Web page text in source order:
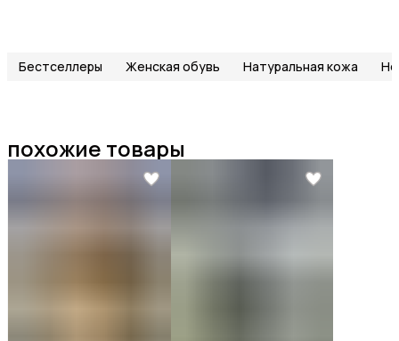
Бестселлеры Женская обувь Натуральная кожа
похожие товары